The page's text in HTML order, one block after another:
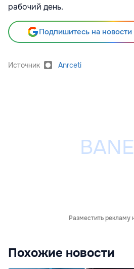
рабочий день.
Подпишитесь на
Источник Anrceti
Разместить рекламу
Похожие новости